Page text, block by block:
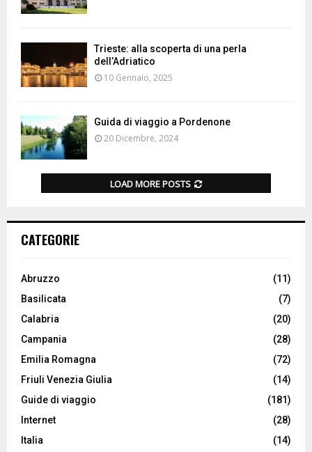
Trieste: alla scoperta di una perla
dell’Adriatico
10 Gennaio, 2025
Guida di viaggio a Pordenone
20 Dicembre, 2024
LOAD MORE POSTS
CATEGORIE
Abruzzo
(11)
Basilicata
(7)
Calabria
(20)
Campania
(28)
Emilia Romagna
(72)
Friuli Venezia Giulia
(14)
Guide di viaggio
(181)
Internet
(28)
Italia
(14)